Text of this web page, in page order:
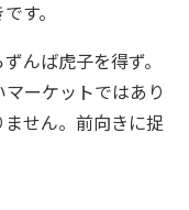
す。
んば虎子を得ず。
ーケットではあり
せん。前向きに捉